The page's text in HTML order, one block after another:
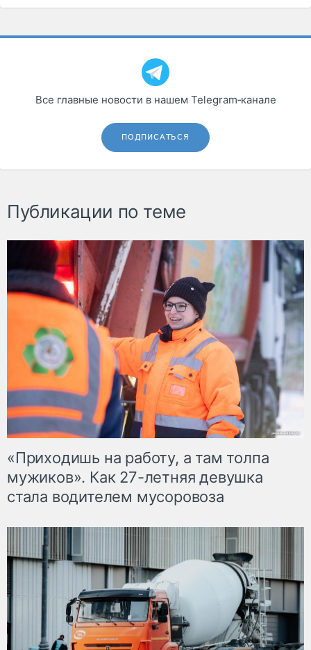
Все главные новости в нашем Telegram‑канале
ПОДПИСАТЬСЯ
Публикации по теме
«Приходишь на работу, а там толпа
мужиков». Как 27-летняя девушка
стала водителем мусоровоза